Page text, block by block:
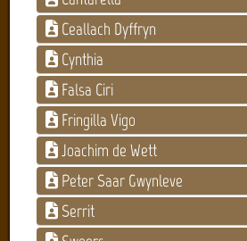
Ceallach Dyffryn
Cynthia
Falsa Ciri
Fringilla Vigo
Joachim de Wett
Peter Saar Gwynleve
Serrit